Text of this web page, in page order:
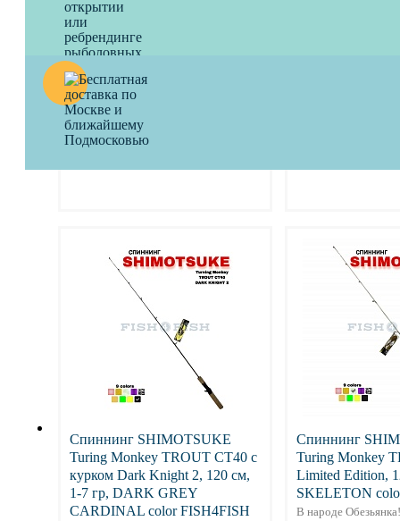
Спиннинг QUANTUM Magic
Trout для ловли форели Bloody
Sword 2.20 m 1 - 8 gr
Модный спиннинг!
7870a
Спиннинг SHIMOTSUKE
Turing Monkey TROUT CT40 с
курком Dark Knight 2, 120 см,
1-7 гр, DARK GREY
CARDINAL color FISH4FISH
Спиннинг
Turing Monkey
Limited Edition,
SKELETON
В народе Обезьянка!